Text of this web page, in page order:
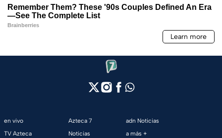
en vivo
TV Azteca
Azteca 7
Noticias
adn Noticias
a más +